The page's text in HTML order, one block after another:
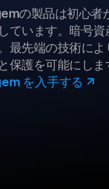
の製品は初心者
ています。暗号
最先端の技術に
保護を可能にしま
を入手する